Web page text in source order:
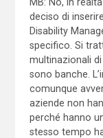
deciso di
Disability
specifico. Si
multinazionali
sono banche.
comunque
aziende non
perché hanno
stesso tempo